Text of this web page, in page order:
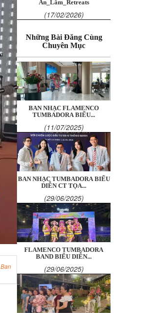
Ban
An_Lâm_Retreats
(17/02/2026)
Những Bài Đăng Cùng
Chuyên Mục
BAN NHẠC FLAMENCO
TUMBADORA BIỂU...
(11/07/2025)
BAN NHẠC TUMBADORA BIỂU
DIỄN CT TỌA...
(29/06/2025)
FLAMENCO TUMBADORA
BAND BIỂU DIỄN...
(29/06/2025)